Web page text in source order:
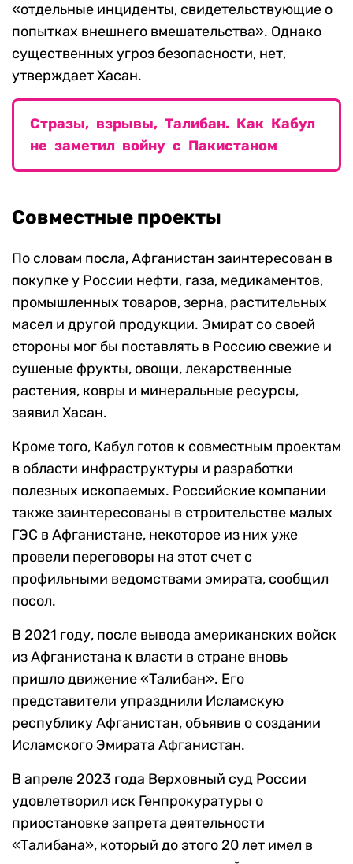
«отдельные инциденты, свидетельствующие о
попытках внешнего вмешательства». Однако
существенных угроз безопасности, нет,
утверждает Хасан.
Стразы, взрывы, Талибан. Как Кабул
не заметил войну с Пакистаном
Совместные проекты
По словам посла, Афганистан заинтересован в
покупке у России нефти, газа, медикаментов,
промышленных товаров, зерна, растительных
масел и другой продукции. Эмират со своей
стороны мог бы поставлять в Россию свежие и
сушеные фрукты, овощи, лекарственные
растения, ковры и минеральные ресурсы,
заявил Хасан.
Кроме того, Кабул готов к совместным проектам
в области инфраструктуры и разработки
полезных ископаемых. Российские компании
также заинтересованы в строительстве малых
ГЭС в Афганистане, некоторое из них уже
провели переговоры на этот счет с
профильными ведомствами эмирата, сообщил
посол.
В 2021 году, после вывода американских войск
из Афганистана к власти в стране вновь
пришло движение «Талибан». Его
представители упразднили Исламскую
республику Афганистан, объявив о создании
Исламского Эмирата Афганистан.
В апреле 2023 года Верховный суд России
удовлетворил иск Генпрокуратуры о
приостановке запрета деятельности
«Талибана», который до этого 20 лет имел в